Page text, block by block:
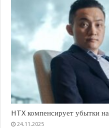
HTX компенсирует убытки
24.11.2025